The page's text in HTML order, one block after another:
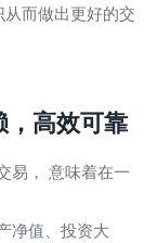
而做出更好的交
，高效可靠
易， 意味着在一
净值、投资大